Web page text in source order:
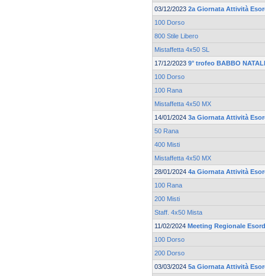
03/12/2023 2a Giornata Attività
100 Dorso
800 Stile Libero
Mistaffetta 4x50 SL
17/12/2023 9° trofeo BABBO
100 Dorso
100 Rana
Mistaffetta 4x50 MX
14/01/2024 3a Giornata Attività
50 Rana
400 Misti
Mistaffetta 4x50 MX
28/01/2024 4a Giornata Attività
100 Rana
200 Misti
Staff. 4x50 Mista
11/02/2024 Meeting Regionale
100 Dorso
200 Dorso
03/03/2024 5a Giornata Attività